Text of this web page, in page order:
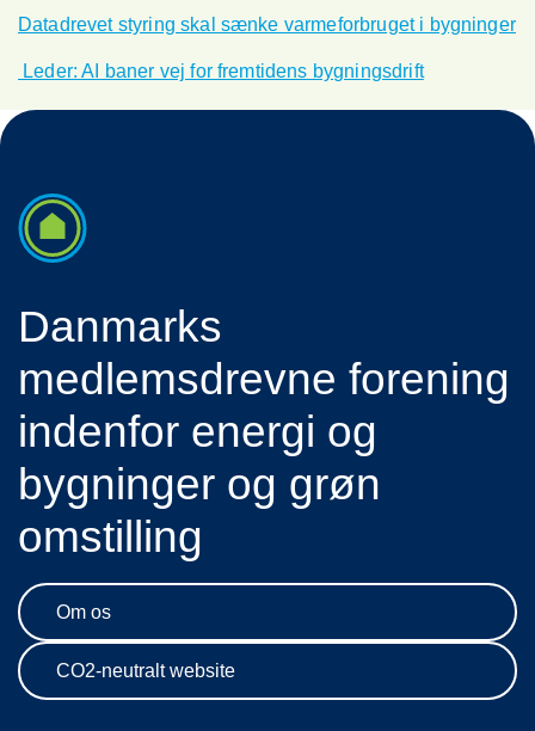
Datadrevet styring skal sænke varmeforbruget i bygninger
Leder: AI baner vej for fremtidens bygningsdrift
Danmarks
medlemsdrevne forening
indenfor energi og
bygninger og grøn
omstilling
Om os
CO2-neutralt website